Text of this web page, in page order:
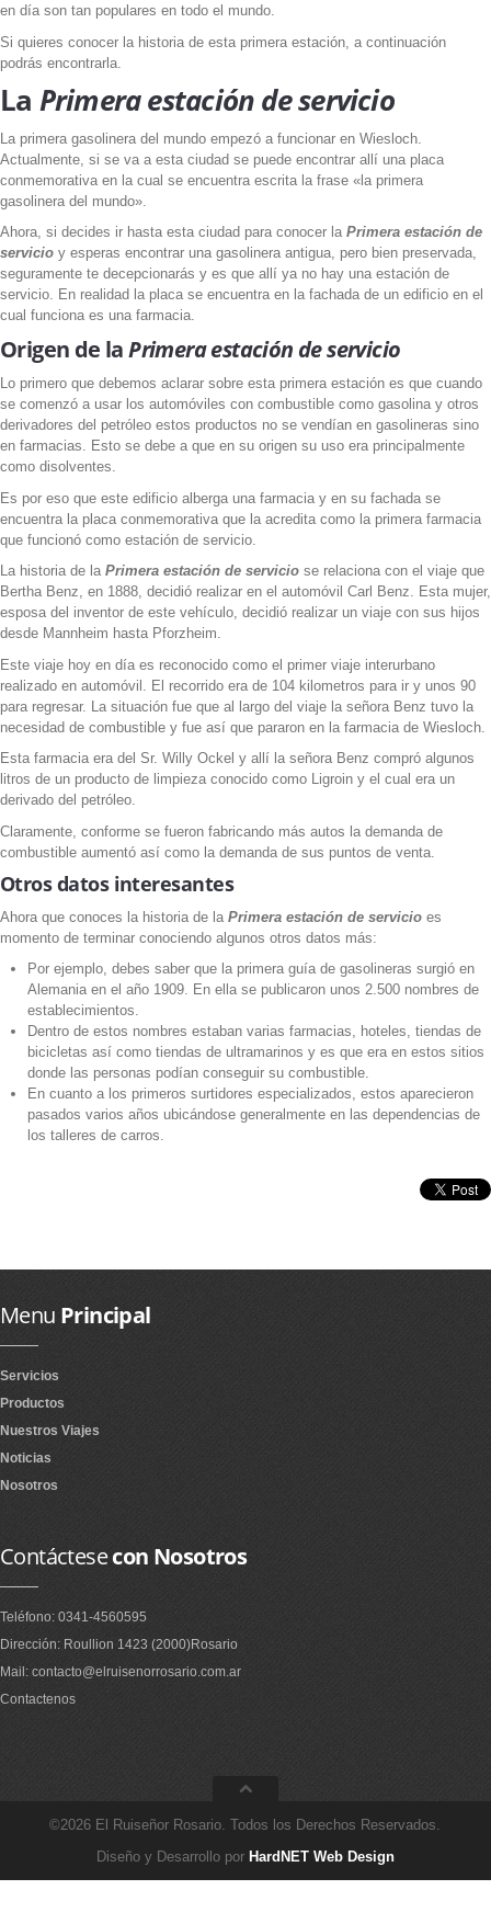
en día son tan populares en todo el mundo.
Si quieres conocer la historia de esta primera estación, a continuación
podrás encontrarla.
La Primera estación de servicio
La primera gasolinera del mundo empezó a funcionar en Wiesloch.
Actualmente, si se va a esta ciudad se puede encontrar allí una placa
conmemorativa en la cual se encuentra escrita la frase «la primera
gasolinera del mundo».
Ahora, si decides ir hasta esta ciudad para conocer la Primera estación de
servicio y esperas encontrar una gasolinera antigua, pero bien preservada,
seguramente te decepcionarás y es que allí ya no hay una estación de
servicio. En realidad la placa se encuentra en la fachada de un edificio en el
cual funciona es una farmacia.
Origen de laPrimera estación de servicio
Lo primero que debemos aclarar sobre esta primera estación es que cuando
se comenzó a usar los automóviles con combustible como gasolina y otros
derivadores del petróleo estos productos no se vendían en gasolineras sino
en farmacias. Esto se debe a que en su origen su uso era principalmente
como disolventes.
Es por eso que este edificio alberga una farmacia y en su fachada se
encuentra la placa conmemorativa que la acredita como la primera farmacia
que funcionó como estación de servicio.
La historia de la Primera estación de servicio se relaciona con el viaje que
Bertha Benz, en 1888, decidió realizar en el automóvil Carl Benz. Esta mujer,
esposa del inventor de este vehículo, decidió realizar un viaje con sus hijos
desde Mannheim hasta Pforzheim.
Este viaje hoy en día es reconocido como el primer viaje interurbano
realizado en automóvil. El recorrido era de 104 kilometros para ir y unos 90
para regresar. La situación fue que al largo del viaje la señora Benz tuvo la
necesidad de combustible y fue así que pararon en la farmacia de Wiesloch.
Esta farmacia era del Sr. Willy Ockel y allí la señora Benz compró algunos
litros de un producto de limpieza conocido como Ligroin y el cual era un
derivado del petróleo.
Claramente, conforme se fueron fabricando más autos la demanda de
combustible aumentó así como la demanda de sus puntos de venta.
Otros datos interesantes
Ahora que conoces la historia de la Primera estación de servicio es
momento de terminar conociendo algunos otros datos más:
Por ejemplo, debes saber que la primera guía de gasolineras surgió en
Alemania en el año 1909. En ella se publicaron unos 2.500 nombres de
establecimientos.
Dentro de estos nombres estaban varias farmacias, hoteles, tiendas de
bicicletas así como tiendas de ultramarinos y es que era en estos sitios
donde las personas podían conseguir su combustible.
En cuanto a los primeros surtidores especializados, estos aparecieron
pasados varios años ubicándose generalmente en las dependencias de
los talleres de carros.
Menu Principal
Servicios
Productos
Nuestros Viajes
Noticias
Nosotros
Contáctesecon Nosotros
Teléfono: 0341-4560595
Dirección: Roullion 1423 (2000)Rosario
Mail: contacto@elruisenorrosario.com.ar
Contactenos
©2026 El Ruiseñor Rosario. Todos los Derechos Reservados.
Diseño y Desarrollo por HardNET Web Design